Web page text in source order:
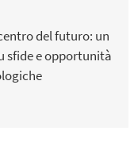
del futuro: un
sfide e opportunità